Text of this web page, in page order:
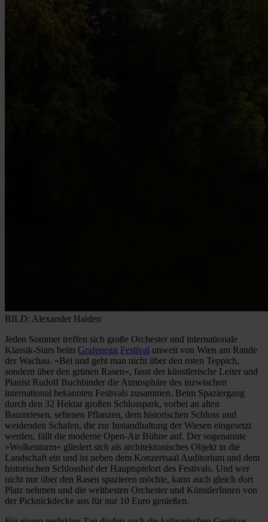
BILD: Alexander Haiden
Jeden Sommer treffen sich große Orchester und internationale
Klassik-Stars beim Grafenegg Festival unweit von Wien am Rande
der Wachau. »Bei und geht man nicht über den roten Teppich,
sondern über den grünen Rasen«, fasst der künstlerische Leiter und
Pianist Rudolf Buchbinder die Atmosphäre des inzwischen
international bekannten Festivals zusammen. Beim Spaziergang
durch den 32 Hektar großen Schlosspark, vorbei an alten
Baumriesen, seltenen Pflanzen, dem historischen Schloss und
weidenden Schafen, die zur Instandhaltung der Wiesen eingesetzt
werden, fällt die moderne Open-Air Bühne auf. Der sogenannte
»Wolkenturm« gliedert sich als architektonisches Objekt in die
Landschaft ein und ist neben dem Konzertsaal Auditorium und dem
historischen Schlosshof der Hauptspielort des Festivals. Und wer
nicht nur über den Rasen spazieren möchte, kann auch gleich dort
Platz nehmen und die weltbesten Orchester und KünstlerInnen von
der Picknickdecke aus für nur 10 Euro genießen.